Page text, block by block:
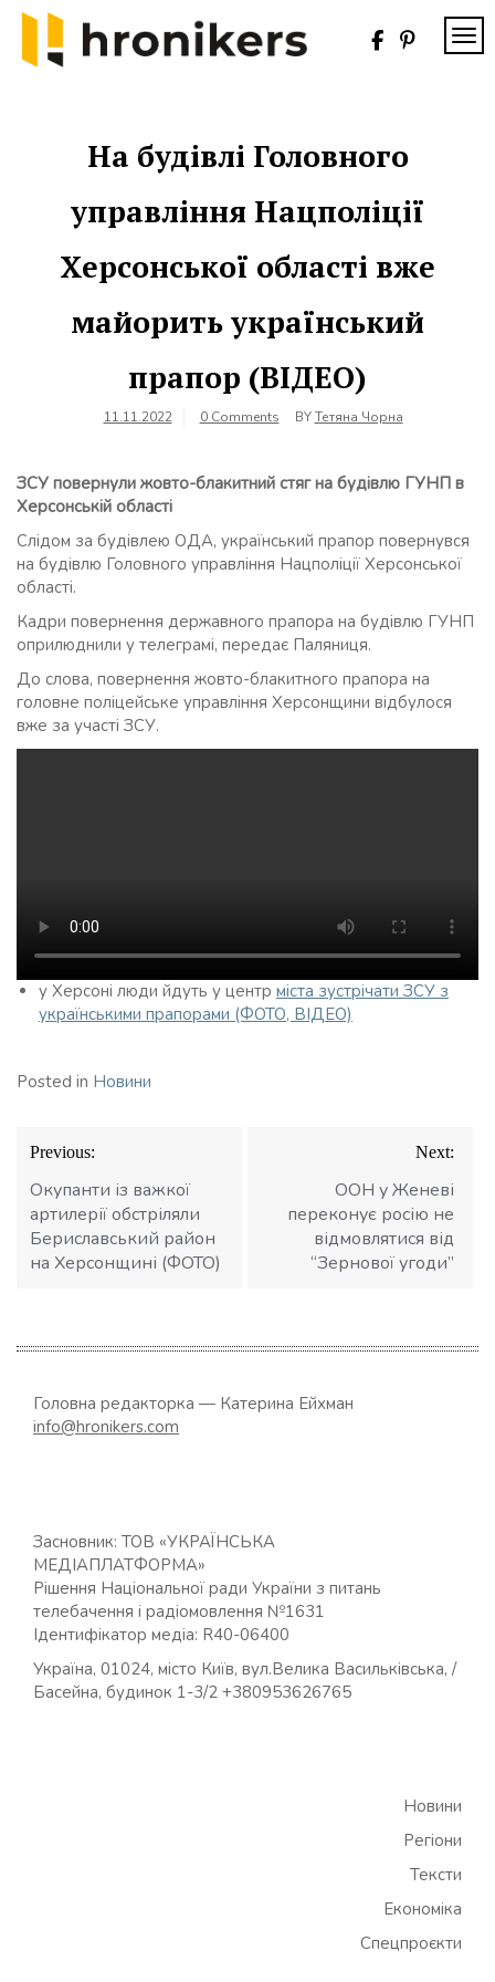
Skip
content
На будівлі Головного
управління Нацполіції
Херсонської області вже
майорить український
прапор (ВІДЕО)
11.11.2022 0 Comments BYТетяна Чорна
ЗСУ повернули жовто-блакитний стяг на будівлю ГУНП в
Херсонській області
Слідом за будівлею ОДА, український прапор повернувся
на будівлю Головного управління Нацполіції Херсонської
області.
Кадри повернення державного прапора на будівлю ГУНП
оприлюднили у телеграмі, передає Паляниця.
До слова, повернення жовто-блакитного прапора на
головне поліцейське управління Херсонщини відбулося
вже за участі ЗСУ.
у Херсоні люди йдуть у центр міста зустрічати ЗСУ з
українськими прапорами (ФОТО, ВІДЕО)
Posted in Новини
Навігація
записів
Previous:
Окупанти із важкої
артилерії обстріляли
Бериславський район
на Херсонщині (ФОТО)
Next:
ООН у Женеві
переконує росію не
відмовлятися від
“Зернової угоди”
Головна редакторка — Катерина Ейхман
info@hronikers.com
Засновник: ТОВ «УКРАЇНСЬКА
МЕДІАПЛАТФОРМА»
Рішення Національної ради України з питань
телебачення і радіомовлення №1631
Ідентифікатор медіа: R40-06400
Україна, 01024, місто Київ, вул.Велика Васильківська, /
Басейна, будинок 1-3/2 +380953626765
Новини
Регіони
Тексти
Економіка
Спецпроєкти